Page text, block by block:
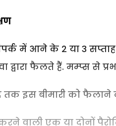
में आने के 2 या 3
द्वारा फैलते हैं. मम्प्स से
तक इस बीमारी को फैलाने
वाली एक या दोनों